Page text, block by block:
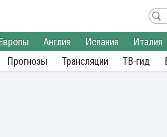
Англия Испания Италия
Прогнозы Трансляции ТВ-гид